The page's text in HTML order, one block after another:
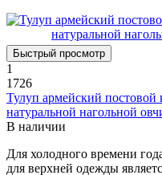
Быстрый просмотр
1
1726
Тулуп армейский постовой
натуральной нагольной
В наличии
Для холодного времени
для верхней одежды